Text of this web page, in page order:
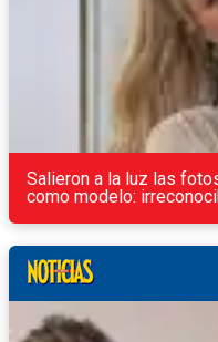
Salieron a la luz las
como modelo: